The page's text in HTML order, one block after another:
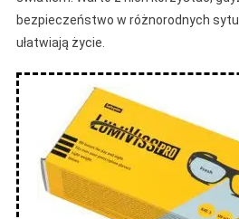
bezpieczeństwo w różnorodnych
ułatwiają życie.